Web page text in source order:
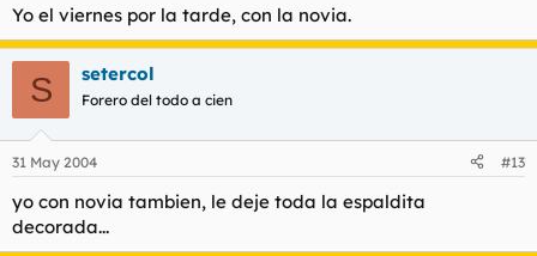
Yo el viernes por la tarde, con la novia.
S setercol
Forero del todo a cien
31 May 2004 #13
yo con novia tambien, le deje toda la espaldita
decorada...